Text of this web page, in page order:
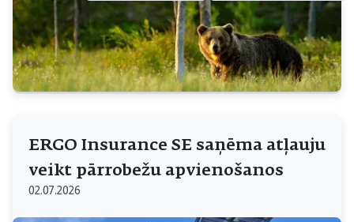
ERGO Insurance SE saņēma atļauju
veikt pārrobežu apvienošanos
02.07.2026